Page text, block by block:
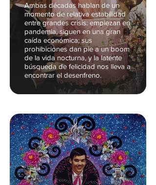
Ambas décadas hablan de un
momento de relativa estabilidad
entre grandes crisis: empiezan en
pandemia, siguen en una gran
caída económica; sus
prohibiciones dan pie a un boom
de la vida nocturna, y la latente
búsqueda de felicidad nos lleva a
encontrar el desenfreno.